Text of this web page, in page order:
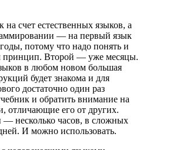
на счет естественных языков, а
— на первый язык
потому что надо понять и
принцип. Второй — уже месяцы.
в любом новом большая
будет знакома и для
достаточно один раз
и обратить внимание на
отличающие его от других.
— несколько часов, в сложных
И можно использовать.